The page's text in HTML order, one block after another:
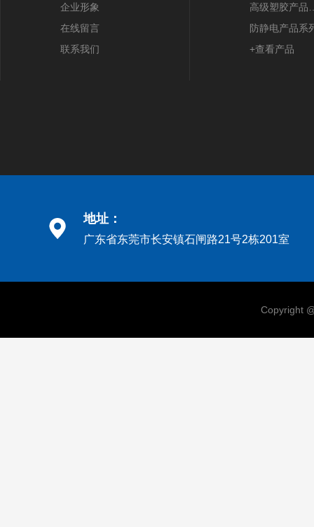
企业形象
在线留言
联系我们
防静电产品系
+查看产品
地址：
广东省东莞市长安镇石闸路21号2栋201室
Copyright